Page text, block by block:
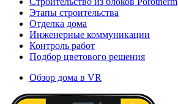
Этапы строительства
Отделка дома
Инженерные коммуникации
Контроль работ
Подбор цветового решения
Обзор дома в VR